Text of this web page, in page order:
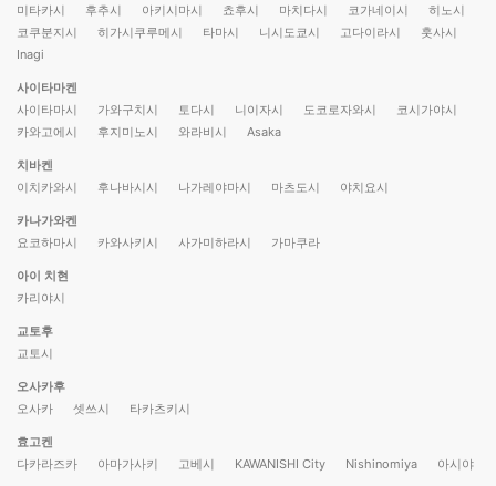
미타카시
후추시 아키시마시 쵸후시 마치다시 코가네이시
히노시
코쿠분지시
히가시쿠루메시 타마시 니시도쿄시 고다이라시
훗사시
Inagi
사이타마켄
사이타마시
가와구치시 토다시 니이자시 도코로자와시
코시가야시
카와고에시
후지미노시 와라비시 Asaka
치바켄
이치카와시
후나바시시 나가레야마시 마츠도시 야치요시
카나가와켄
요코하마시
카와사키시 사가미하라시 가마쿠라
아이 치현
카리야시
교토후
교토시
오사카후
오사카
셋쓰시 타카츠키시
효고켄
다카라즈카
아마가사키 고베시 KAWANISHI City Nishinomiya 아시야